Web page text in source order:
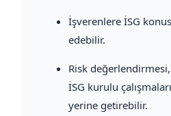
İşverenlere İSG
edebilir.
Risk
İSG kurulu
yerine getirebilir.